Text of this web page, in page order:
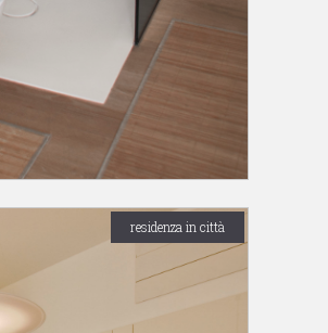
residenza in città